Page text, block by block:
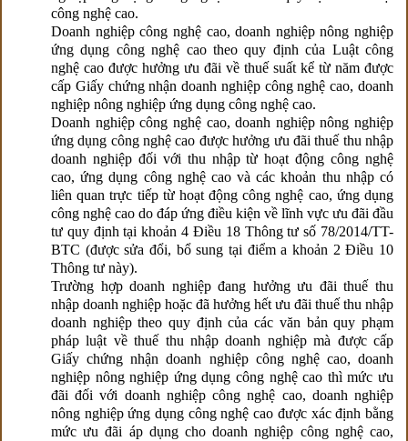
công nghệ cao.
Doanh nghiệp công nghệ cao, doanh nghiệp nông nghiệp
ứng dụng công nghệ cao theo quy định của Luật công
nghệ cao được hưởng ưu đãi về thuế suất kể từ năm được
cấp Giấy chứng nhận doanh nghiệp công nghệ cao, doanh
nghiệp nông nghiệp ứng dụng công nghệ cao.
Doanh nghiệp công nghệ cao, doanh nghiệp nông nghiệp
ứng dụng công nghệ cao được hưởng ưu đãi thuế thu nhập
doanh nghiệp đối với thu nhập từ hoạt động công nghệ
cao, ứng dụng công nghệ cao và các khoản thu nhập có
liên quan trực tiếp từ hoạt động công nghệ cao, ứng dụng
công nghệ cao do đáp ứng điều kiện về lĩnh vực ưu đãi đầu
tư quy định tại khoản 4 Điều 18 Thông tư số 78/2014/TT-
BTC (được sửa đổi, bổ sung tại điểm a khoản 2 Điều 10
Thông tư này).
Trường hợp doanh nghiệp đang hưởng ưu đãi thuế thu
nhập doanh nghiệp hoặc đã hưởng hết ưu đãi thuế thu nhập
doanh nghiệp theo quy định của các văn bản quy phạm
pháp luật về thuế thu nhập doanh nghiệp mà được cấp
Giấy chứng nhận doanh nghiệp công nghệ cao, doanh
nghiệp nông nghiệp ứng dụng công nghệ cao thì mức ưu
đãi đối với doanh nghiệp công nghệ cao, doanh nghiệp
nông nghiệp ứng dụng công nghệ cao được xác định bằng
mức ưu đãi áp dụng cho doanh nghiệp công nghệ cao,